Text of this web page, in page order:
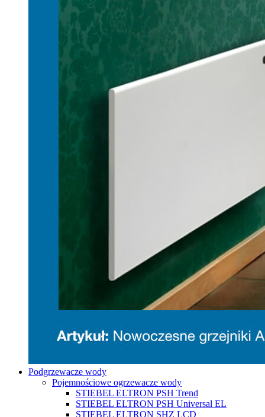
Podgrzewacze wody
Pojemnościowe ogrzewacze wody
STIEBEL ELTRON PSH Trend
STIEBEL ELTRON PSH Universal EL
STIEBEL ELTRON SHZ LCD